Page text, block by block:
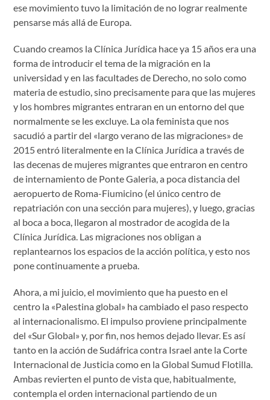
ese movimiento tuvo la limitación de no lograr realmente
pensarse más allá de Europa.
Cuando creamos la Clínica Jurídica hace ya 15 años era una
forma de introducir el tema de la migración en la
universidad y en las facultades de Derecho, no solo como
materia de estudio, sino precisamente para que las mujeres
y los hombres migrantes entraran en un entorno del que
normalmente se les excluye. La ola feminista que nos
sacudió a partir del «largo verano de las migraciones» de
2015 entró literalmente en la Clínica Jurídica a través de
las decenas de mujeres migrantes que entraron en centro
de internamiento de Ponte Galeria, a poca distancia del
aeropuerto de Roma-Fiumicino (el único centro de
repatriación con una sección para mujeres), y luego, gracias
al boca a boca, llegaron al mostrador de acogida de la
Clínica Jurídica. Las migraciones nos obligan a
replantearnos los espacios de la acción política, y esto nos
pone continuamente a prueba.
Ahora, a mi juicio, el movimiento que ha puesto en el
centro la «Palestina global» ha cambiado el paso respecto
al internacionalismo. El impulso proviene principalmente
del «Sur Global» y, por fin, nos hemos dejado llevar. Es así
tanto en la acción de Sudáfrica contra Israel ante la Corte
Internacional de Justicia como en la Global Sumud Flotilla.
Ambas revierten el punto de vista que, habitualmente,
contempla el orden internacional partiendo de un